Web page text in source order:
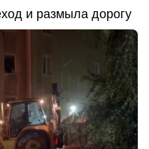
и размыла дорогу